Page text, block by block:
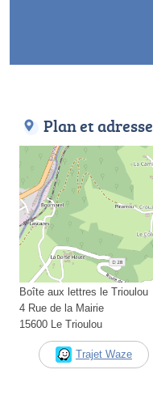
Plan et adresse
Boîte aux lettres le Trioulou
4 Rue de la Mairie
15600 Le Trioulou
Trajet Waze